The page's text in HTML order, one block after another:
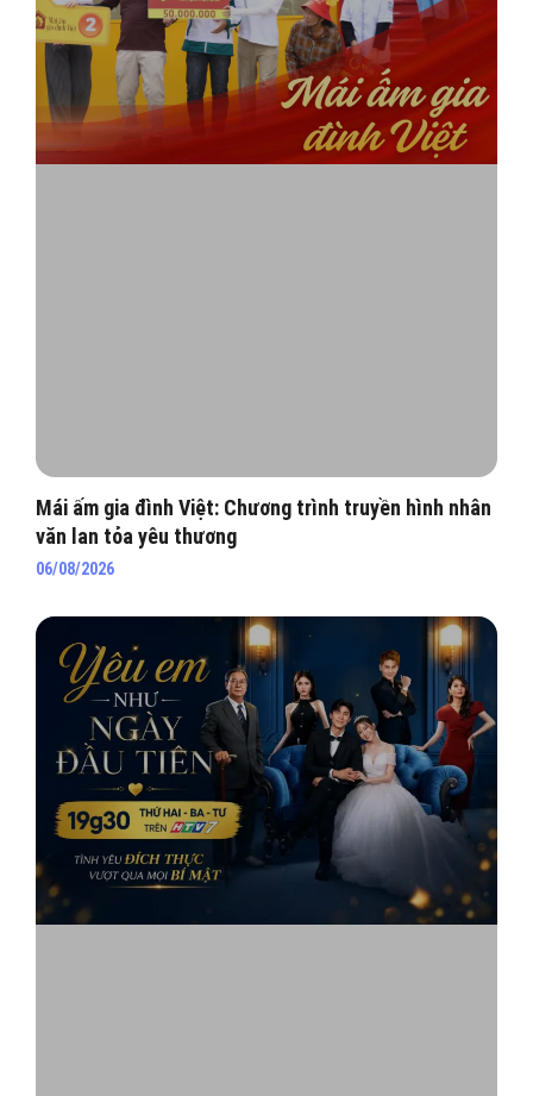
Mái ấm gia đình Việt: Chương trình truyền hình nhân
văn lan tỏa yêu thương
06/08/2026